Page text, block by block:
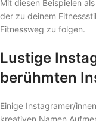
Mit diesen Beispielen
der zu deinem
Fitnessweg zu folgen.
Lustige
berühmten
Einige Instagramer/
kreativen Namen